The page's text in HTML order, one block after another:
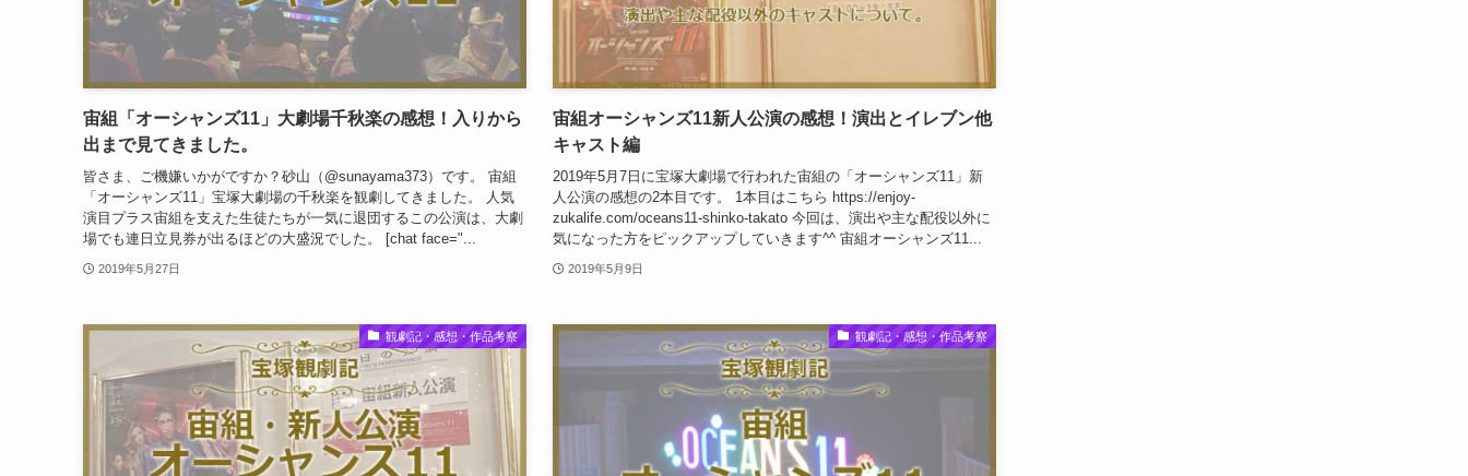
宙組「オーシャンズ11」大劇場千秋楽の感想！入りから
出まで見てきました。
皆さま、ご機嫌いかがですか？砂山（@sunayama373）です。 宙組
「オーシャンズ11」宝塚大劇場の千秋楽を観劇してきました。 人気
演目プラス宙組を支えた生徒たちが一気に退団するこの公演は、大劇
場でも連日立見券が出るほどの大盛況でした。 [chat face="...
2019年5月27日
宙組オーシャンズ11新人公演の感想！演出とイレブン他
キャスト編
2019年5月7日に宝塚大劇場で行われた宙組の「オーシャンズ11」新
人公演の感想の2本目です。 1本目はこちら https://enjoy-
zukalife.com/oceans11-shinko-takato 今回は、演出や主な配役以外に
気になった方をピックアップしていきます^^ 宙組オーシャンズ11...
2019年5月9日
観劇記・感想・作品考察 観劇記・感想・作品考察